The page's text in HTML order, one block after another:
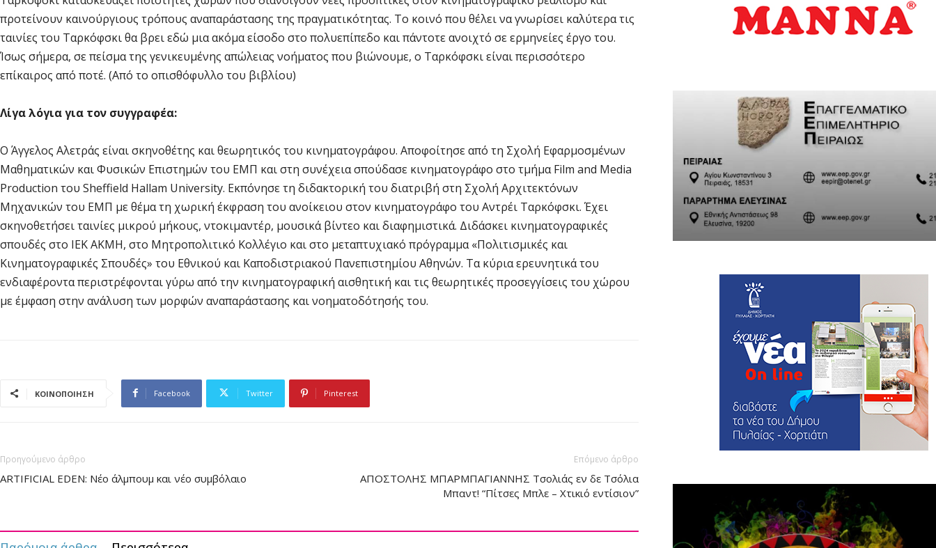
προτείνουν καινούργιους τρόπους αναπαράστασης της πραγματικότητας. Το κοινό που θέλει να γνωρίσει καλύτερα τις
ταινίες του Ταρκόφσκι θα βρει εδώ μια ακόμα είσοδο στο πολυεπίπεδο και πάντοτε ανοιχτό σε ερμηνείες έργο του.
Ίσως σήμερα, σε πείσμα της γενικευμένης απώλειας νοήματος που βιώνουμε, ο Ταρκόφσκι είναι περισσότερο
επίκαιρος από ποτέ. (Από το οπισθόφυλλο του βιβλίου)
Λίγα λόγια για τον συγγραφέα:
Ο Άγγελος Αλετράς είναι σκηνοθέτης και θεωρητικός του κινηματογράφου. Αποφοίτησε από τη Σχολή Εφαρμοσμένων
Μαθηματικών και Φυσικών Επιστημών του ΕΜΠ και στη συνέχεια σπούδασε κινηματογράφο στο τμήμα Film and Media
Production του Sheffield Hallam University. Εκπόνησε τη διδακτορική του διατριβή στη Σχολή Αρχιτεκτόνων
Μηχανικών του ΕΜΠ με θέμα τη χωρική έκφραση του ανοίκειου στον κινηματογράφο του Αντρέι Ταρκόφσκι. Έχει
σκηνοθετήσει ταινίες μικρού μήκους, ντοκιμαντέρ, μουσικά βίντεο και διαφημιστικά. Διδάσκει κινηματογραφικές
σπουδές στο ΙΕΚ ΑΚΜΗ, στο Μητροπολιτικό Κολλέγιο και στο μεταπτυχιακό πρόγραμμα «Πολιτισμικές και
Κινηματογραφικές Σπουδές» του Εθνικού και Καποδιστριακού Πανεπιστημίου Αθηνών. Τα κύρια ερευνητικά του
ενδιαφέροντα περιστρέφονται γύρω από την κινηματογραφική αισθητική και τις θεωρητικές προσεγγίσεις του χώρου
με έμφαση στην ανάλυση των μορφών αναπαράστασης και νοηματοδότησής του.
ΚΟΙΝΟΠΟΙΗΣΗ Facebook Twitter Pinterest
Προηγούμενο άρθρο
ARTIFICIAL EDEN: Νέο άλμπουμ και νέο συμβόλαιο
Επόμενο άρθρο
ΑΠΟΣΤΟΛΗΣ ΜΠΑΡΜΠΑΓΙΑΝΝΗΣ Τσολιάς εν δε Τσόλια
Μπαντ! “Πίτσες Μπλε – Χτικιό εντίσιον”